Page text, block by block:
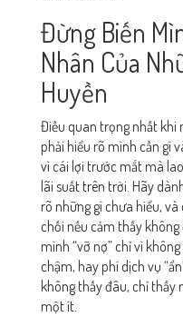
Đừng Biến
Nhân Của
Huyền
Điều quan trọng nhất khi
phải hiểu rõ mình cần gì
vì cái lợi trước mắt mà
lãi suất trên trời. Hãy
rõ những gì chưa hiểu,
chối nếu cảm thấy
mình “vỡ nợ” chỉ vì
chậm, hay phí dịch vụ
không thấy đâu, chỉ thấy
một ít.